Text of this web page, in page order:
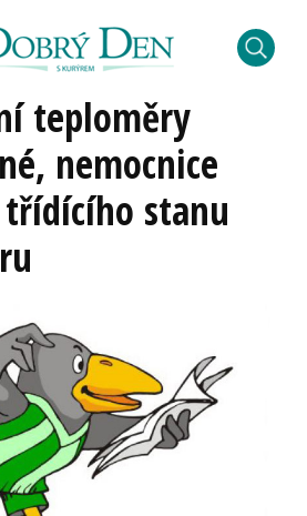
teploměry
nemocnice
stanu